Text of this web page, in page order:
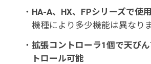
・ HA-A、HX、FPシリーズで使
機種により多少機能は異なり
・ 拡張コントローラ1個で天び
トロール可能